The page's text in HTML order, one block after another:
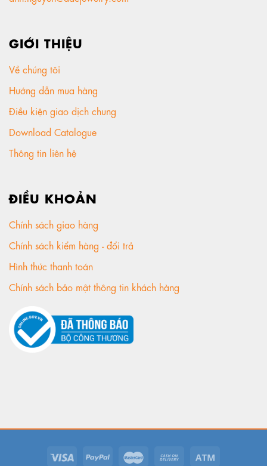
GIỚI THIỆU
Về chúng tôi
Hướng dẫn mua hàng
Điều kiện giao dịch chung
Download Catalogue
Thông tin liên hệ
ĐIỀU KHOẢN
Chính sách giao hàng
Chính sách kiểm hàng - đổi trả
Hình thức thanh toán
Chính sách bảo mật thông tin khách hàng